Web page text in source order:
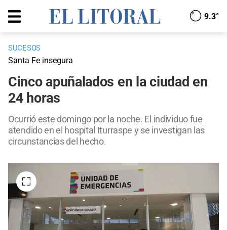
9.3°
SUCESOS
Santa Fe insegura
Cinco apuñalados en la ciudad en
24 horas
Ocurrió este domingo por la noche. El individuo fue
atendido en el hospital Iturraspe y se investigan las
circunstancias del hecho.